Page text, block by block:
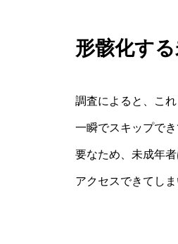
形骸化す
調査によると、こ
一瞬でスキップで
要なため、未成年
アクセスできてし